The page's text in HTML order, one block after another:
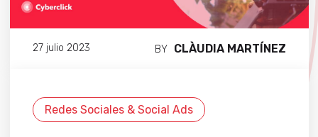
27 julio 2023 BY CLÀUDIA MARTÍNEZ
Redes Sociales & Social Ads